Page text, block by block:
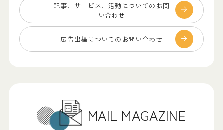
記事、サービス、 活動についてのお問
い合わせ
広告出稿についての お問い合わせ
MAIL MAGAZINE